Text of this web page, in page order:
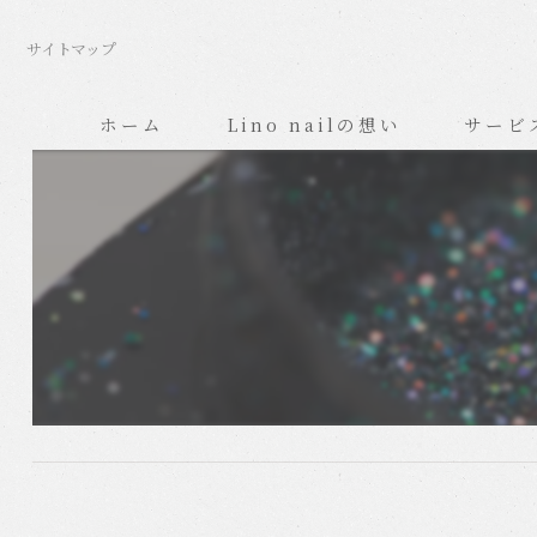
サイトマップ
ホーム Lino nailの想い サービ